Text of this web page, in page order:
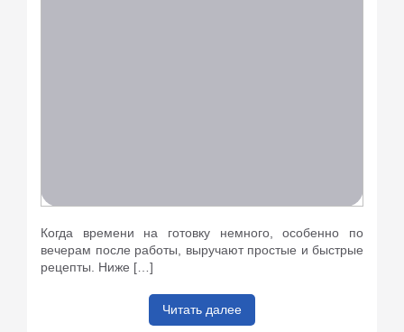
Когда времени на готовку немного, особенно по
вечерам после работы, выручают простые и быстрые
рецепты. Ниже […]
Читать далее